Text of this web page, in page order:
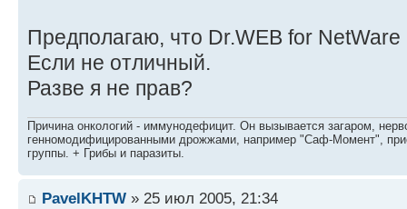
Предполагаю, что Dr.WEB for
Если не отличный.
Разве я не прав?
Причина онкологий - иммунодефицит. Он вызывается загаром,
генномодифицированными дрожжами, например "Саф-Момент",
группы. + Грибы и паразиты.
PavelKHTW » 25 июл 2005, 21:34